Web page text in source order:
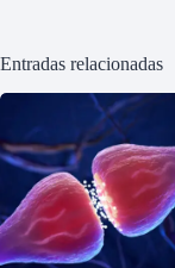
Entradas relacionadas